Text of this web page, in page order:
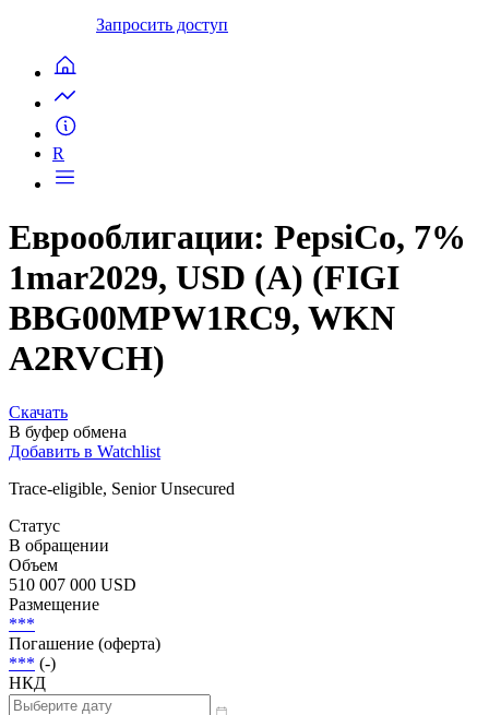
Запросить доступ
R
Еврооблигации: PepsiCo, 7%
1mar2029, USD (A) (FIGI
BBG00MPW1RC9, WKN
A2RVCH)
Скачать
В буфер обмена
Добавить в Watchlist
Trace-eligible, Senior Unsecured
Статус
В обращении
Объем
510 007 000 USD
Размещение
***
Погашение (оферта)
*** (-)
НКД